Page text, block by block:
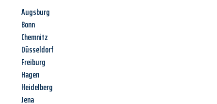
Augsburg
Bonn
Chemnitz
Düsseldorf
Freiburg
Hagen
Heidelberg
Jena